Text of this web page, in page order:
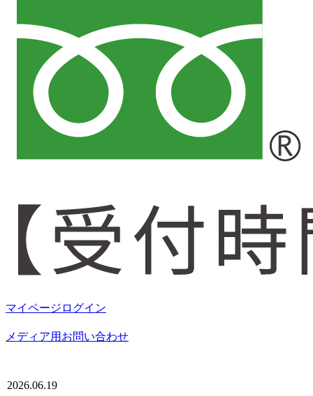
マイページログイン
メディア用お問い合わせ
2026.06.19